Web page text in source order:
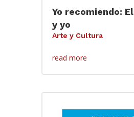
Yo recomiendo:
y yo
Arte y Cultura
read more